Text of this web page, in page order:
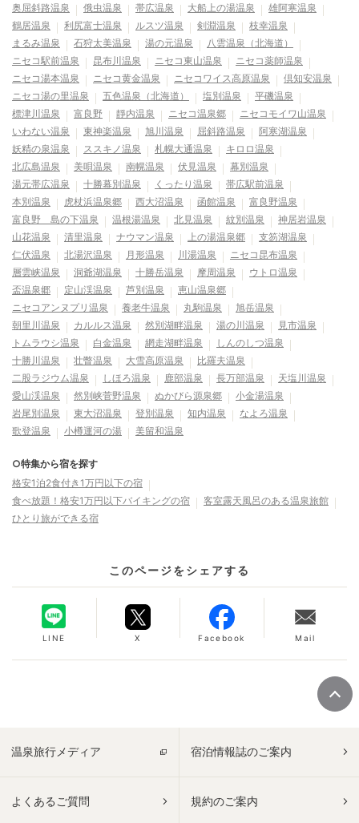
奥屈斜路温泉
俄虫温泉 帯広温泉 大船上の湯温泉
雄阿寒温泉
鶴居温泉
利尻富士温泉 ルスツ温泉 剣淵温泉
枝幸温泉
まるみ温泉
石狩太美温泉 湯の元温泉
八雲温泉（北海道）
ニセコ駅前温泉
昆布川温泉 ニセコ東山温泉
ニセコ薬師温泉
ニセコ湯本温泉
ニセコ黄金温泉 ニセコワイス高原温泉
倶知安温泉
ニセコ湯の里温泉
五色温泉（北海道） 塩別温泉
平磯温泉
標津川温泉
富良野 靜内温泉 ニセコ温泉郷
ニセコモイワ山温泉
いわない温泉
東神楽温泉 旭川温泉 屈斜路温泉
阿寒湖温泉
妖精の泉温泉
ススキノ温泉 札幌大通温泉
キロロ温泉
北広島温泉
美唄温泉 南幌温泉 伏見温泉
幕別温泉
湯元帯広温泉
十勝幕別温泉 くったり温泉
帯広駅前温泉
本別温泉
虎杖浜温泉郷 西大沼温泉 函館温泉
富良野温泉
富良野 島の下温泉
温根湯温泉 北見温泉 紋別温泉
神居岩温泉
山花温泉
清里温泉 ナウマン温泉 上の湯温泉郷
支笏湖温泉
仁伏温泉
北湯沢温泉 月形温泉 川湯温泉
ニセコ昆布温泉
層雲峡温泉
洞爺湖温泉 十勝岳温泉 摩周温泉
ウトロ温泉
盃温泉郷
定山渓温泉 芦別温泉
恵山温泉郷
ニセコアンヌプリ温泉
養老牛温泉 丸駒温泉
旭岳温泉
朝里川温泉
カルルス温泉 然別湖畔温泉 湯の川温泉
見市温泉
トムラウシ温泉
白金温泉 網走湖畔温泉
しんのしつ温泉
十勝川温泉
壮瞥温泉 大雪高原温泉
比羅夫温泉
二股ラジウム温泉
しほろ温泉 鹿部温泉 長万部温泉
天塩川温泉
愛山渓温泉
然別峡菅野温泉 ぬかびら源泉郷
小金湯温泉
岩尾別温泉
東大沼温泉 登別温泉 知内温泉
なよろ温泉
歌登温泉
小樽運河の湯 美留和温泉
○特集から宿を探す
格安1泊2食付き1万円以下の宿
食べ放題！格安1万円以下バイキングの宿
客室露天風呂のある温泉旅館
ひとり旅ができる宿
このページをシェアする
LINE X Facebook Mail
温泉旅行メディア 宿泊情報誌のご案内
よくあるご質問 規約のご案内